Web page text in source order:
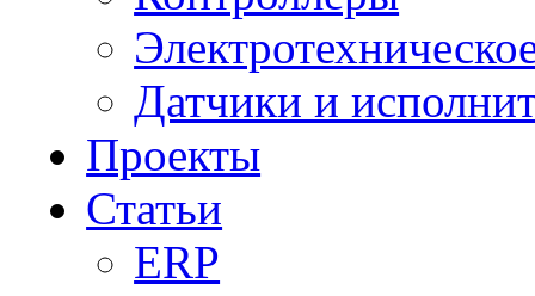
Датчики и
Проекты
Статьи
ERP